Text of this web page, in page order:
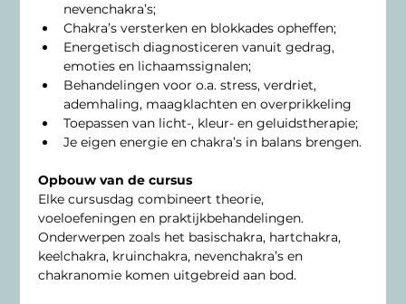
nevenchakra’s;
Chakra’s versterken en blokkades opheffen;
Energetisch diagnosticeren vanuit gedrag,
emoties en lichaamssignalen;
Behandelingen voor o.a. stress, verdriet,
ademhaling, maagklachten en overprikkeling
Toepassen van licht-, kleur- en geluidstherapie;
Je eigen energie en chakra’s in balans brengen.
Opbouw van de cursus
Elke cursusdag combineert theorie,
voeloefeningen en praktijkbehandelingen.
Onderwerpen zoals het basischakra, hartchakra,
keelchakra, kruinchakra, nevenchakra’s en
chakranomie komen uitgebreid aan bod.